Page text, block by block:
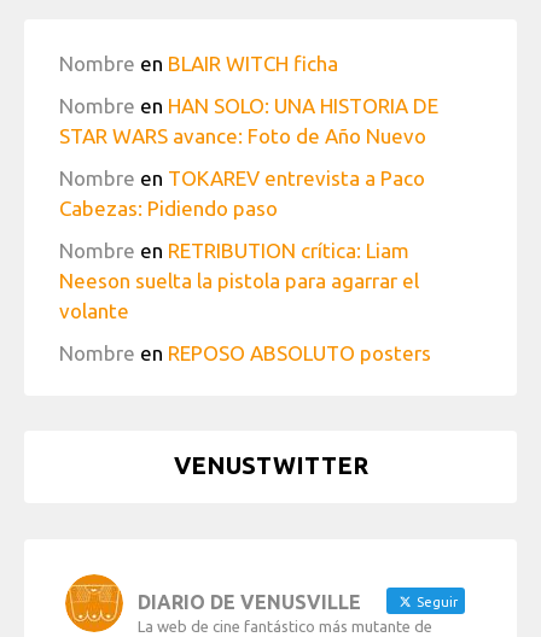
Nombre en BLAIR WITCH ficha
Nombre en HAN SOLO: UNA HISTORIA DE
STAR WARS avance: Foto de Año Nuevo
Nombre en TOKAREV entrevista a Paco
Cabezas: Pidiendo paso
Nombre en RETRIBUTION crítica: Liam
Neeson suelta la pistola para agarrar el
volante
Nombre en REPOSO ABSOLUTO posters
VENUSTWITTER
DIARIO DE VENUSVILLE Seguir
La web de cine fantástico más mutante de